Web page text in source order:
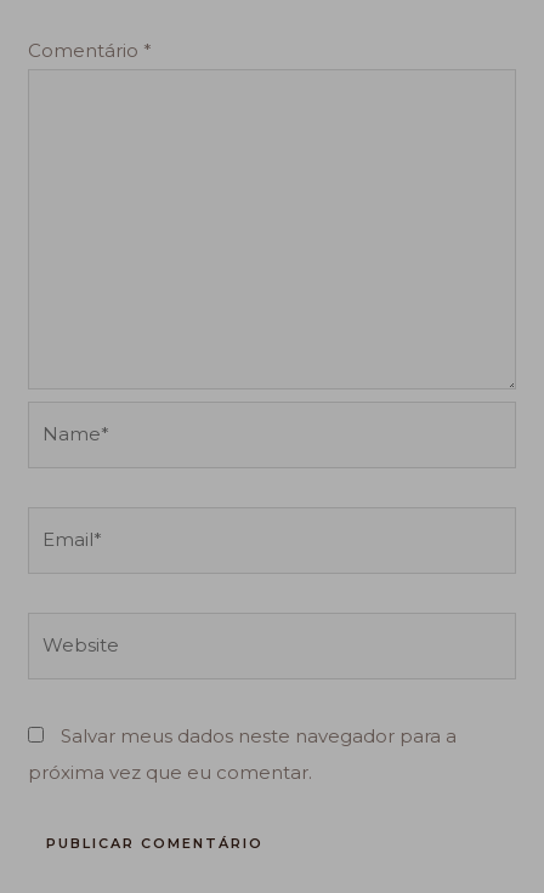
Comentário *
Salvar meus dados neste navegador para a
próxima vez que eu comentar.